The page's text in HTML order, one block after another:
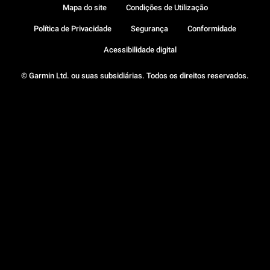
© Garmin Ltd. ou suas subsidiárias. Todos os direitos reservados.
Mapa do site Condições de Utilização
Política de Privacidade Segurança Conformidade
Acessibilidade digital